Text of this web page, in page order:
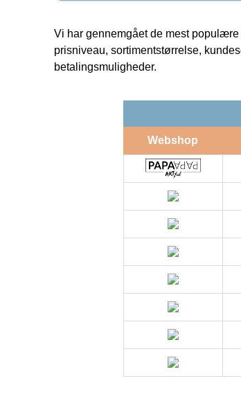
Vi har gennemgået de mest
prisniveau, sortimentstørrelse,
betalingsmuligheder.
Webshop